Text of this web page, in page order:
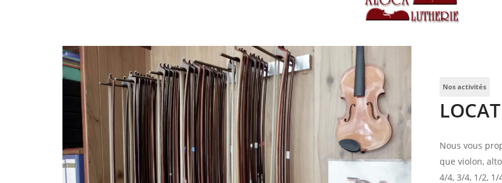
Nos activités
Nous vous
que violon,
4/4, 3/4, 1/2,